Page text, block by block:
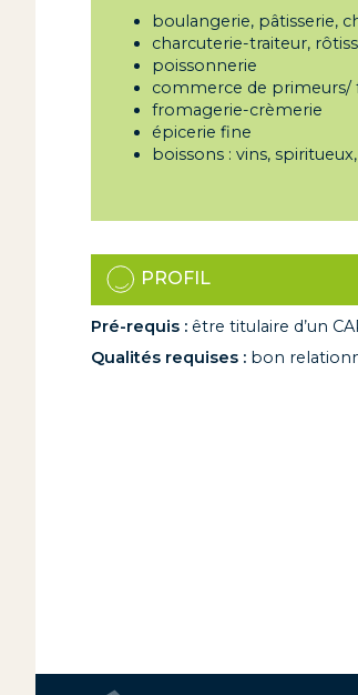
boulangerie, pâtisserie,
charcuterie-traiteur,
poissonnerie
commerce de primeurs/
fromagerie-crèmerie
épicerie fine
boissons : vins,
PROFIL
Pré-requis : être titulaire d’un
Qualités requises : bon